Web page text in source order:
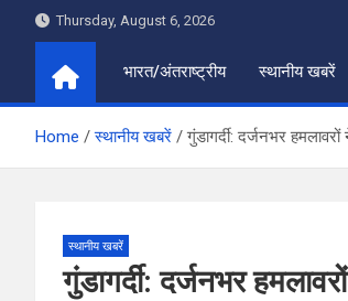
Thursday, August 6, 2026
भारत/अंतराष्ट्रीय स्थानीय खबरें
Home स्थानीय खबरें गुंडागर्दी: दर्जनभर
स्थानीय खबरें
गुंडागर्दी: दर्जनभर